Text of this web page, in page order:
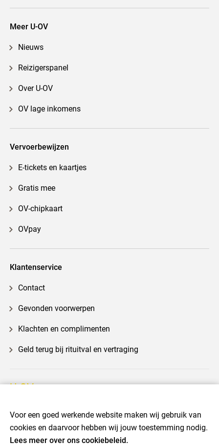
Meer U-OV
Nieuws
Reizigerspanel
Over U-OV
OV lage inkomens
Vervoerbewijzen
E-tickets en kaartjes
Gratis mee
OV-chipkaart
OVpay
Klantenservice
Contact
Gevonden voorwerpen
Klachten en complimenten
Geld terug bij rituitval en vertraging
U-OV
Disclaimer Cookies Privacy
Voor een goed werkende website maken wij gebruik van
cookies en daarvoor hebben wij jouw toestemming nodig.
Lees meer over ons cookiebeleid.